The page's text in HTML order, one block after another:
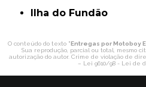
ilha do Fundão
O conteúdo do texto "Entregas por Motoboy
Sua reprodução, parcial ou total, mesmo
autorização do autor. Crime de violação de
– Lei 9610/98 - Lei de